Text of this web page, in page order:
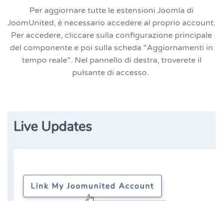
Per aggiornare tutte le estensioni Joomla di
JoomUnited, è necessario accedere al proprio account.
Per accedere, cliccare sulla configurazione principale
del componente e poi sulla scheda "Aggiornamenti in
tempo reale". Nel pannello di destra, troverete il
pulsante di accesso.